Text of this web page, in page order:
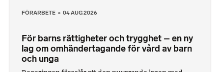
FÖRARBETE 04 AUG 2026
För barns rättigheter och trygghet – en ny
lag om omhändertagande för vård av barn
och unga